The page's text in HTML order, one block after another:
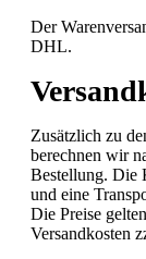
Der
DHL.
Zusätzlich zu
berechnen wir
Bestellung. Die
und eine
Die Preise
Versandkosten